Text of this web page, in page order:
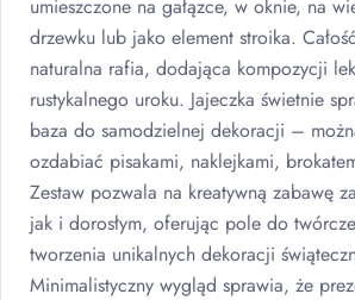
umieszczone na gałązce, w oknie, na
drzewku lub jako element stroika.
naturalna rafia, dodająca kompozycji
rustykalnego uroku. Jajeczka świetnie
baza do samodzielnej dekoracji –
ozdabiać pisakami, naklejkami,
Zestaw pozwala na kreatywną zabawę
jak i dorosłym, oferując pole do
tworzenia unikalnych dekoracji
Minimalistyczny wygląd sprawia, że